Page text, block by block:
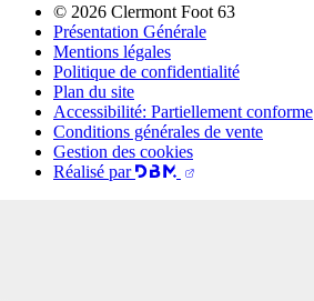
© 2026 Clermont Foot 63
Présentation Générale
Mentions légales
Politique de confidentialité
Plan du site
Accessibilité: Partiellement conforme
Conditions générales de vente
Gestion des cookies
Réalisé par